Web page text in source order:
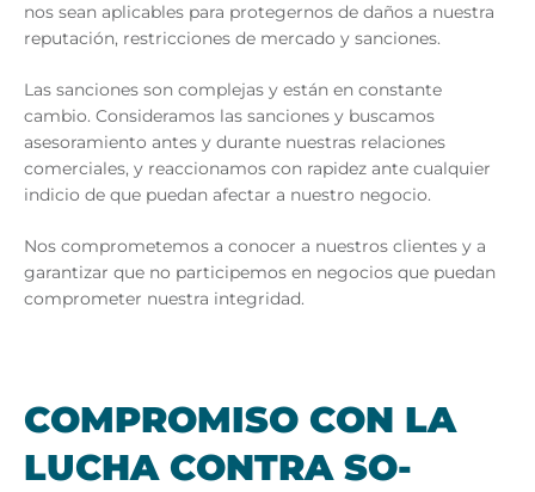
nos sean aplicables para protegernos de daños a nuestra
reputación, restricciones de mercado y sanciones.
Las sanciones son complejas y están en constante
cambio. Consideramos las sanciones y buscamos
asesoramiento antes y durante nuestras relaciones
comerciales, y reaccionamos con rapidez ante cualquier
indicio de que puedan afectar a nuestro negocio.
Nos comprometemos a conocer a nuestros clientes y a
garantizar que no participemos en negocios que puedan
comprometer nuestra integridad.
COM­PRO­MI­SO CON LA
LU­CHA CON­TRA SO­